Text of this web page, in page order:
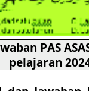
PAS
pelajaran